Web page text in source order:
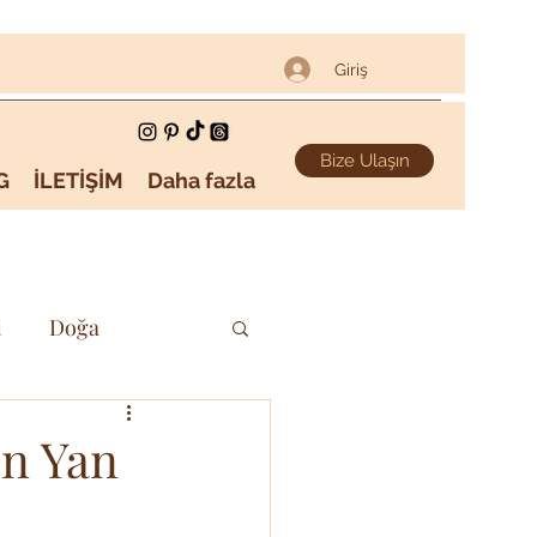
Giriş
İLETİŞİM Daha fazla
Bize Ulaşın
Doğa
Sanat & Kültür
Yan